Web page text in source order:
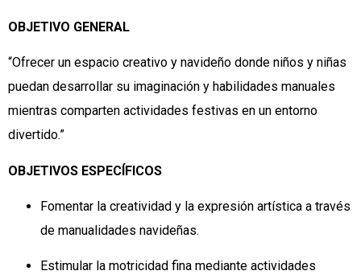
OBJETIVO GENERAL
“Ofrecer un espacio creativo y navideño donde niños y niñas
puedan desarrollar su imaginación y habilidades manuales
mientras comparten actividades festivas en un entorno
divertido.”
OBJETIVOS ESPECÍFICOS
Fomentar la creatividad y la expresión artística a través
de manualidades navideñas.
Estimular la motricidad fina mediante actividades